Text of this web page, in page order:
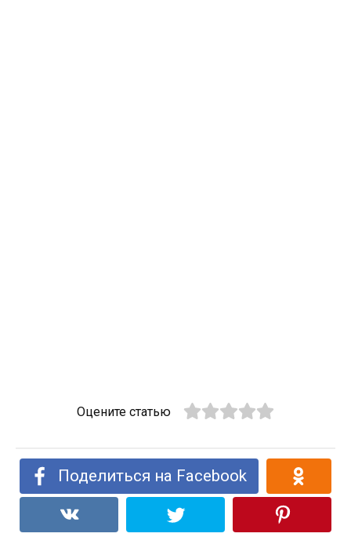
Оцените статью
Поделиться на Facebook